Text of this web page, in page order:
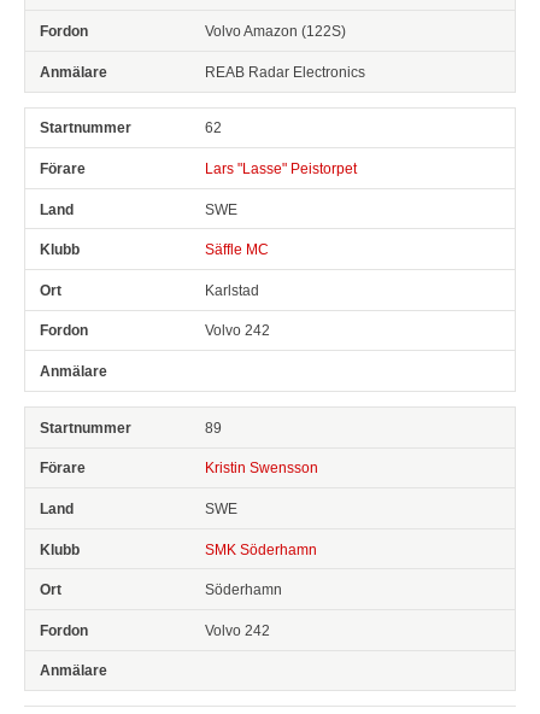
Volvo Amazon (122S)
REAB Radar Electronics
62
Lars "Lasse" Peistorpet
SWE
Säffle MC
Karlstad
Volvo 242
89
Kristin Swensson
SWE
SMK Söderhamn
Söderhamn
Volvo 242